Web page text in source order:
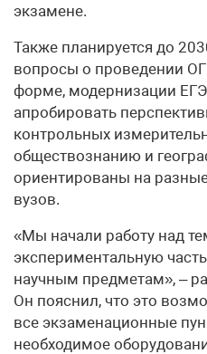
экзамене.
Также планируется до
вопросы о проведении
форме, модернизации
апробировать
контрольных
обществознанию и
ориентированы на
вузов.
«Мы начали работу над
экспериментальную
научным предметам», –
Он пояснил, что это
все экзаменационные
необходимое